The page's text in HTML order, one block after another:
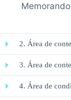
2. Área de
3. Área de
4. Área de